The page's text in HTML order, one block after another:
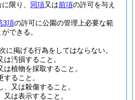
限り、 同項又は前項の許可を与え
3項の許可に公園の管理上必要な範
できる。
に掲げる行為をしてはならない。
汚損すること。
植物を採取すること。
ること。
、又は殺傷すること。
は表示すること。